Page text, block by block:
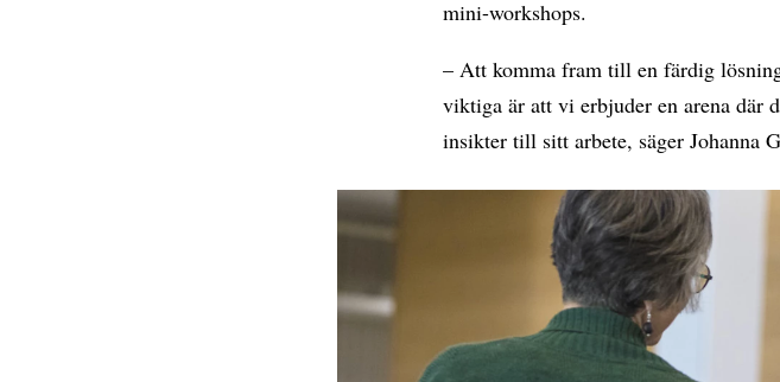
mini-workshops.
– Att komma fram till en färdig
viktiga är att vi erbjuder en arena där
insikter till sitt arbete, säger Johanna